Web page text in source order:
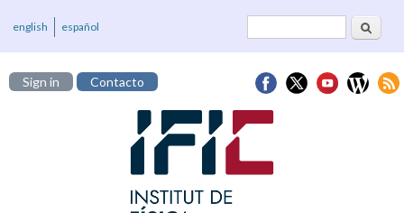
Formulari deCerca
english español
Sign in Contacto